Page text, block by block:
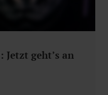
Jetzt geht’s an